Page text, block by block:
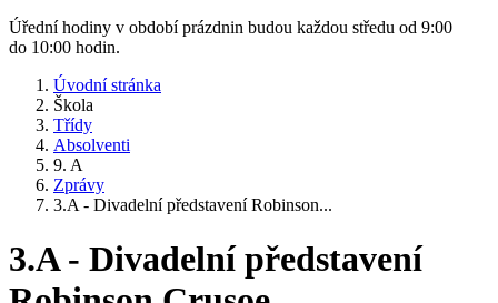
Úřední hodiny v období prázdnin budou každou středu od 9:00
do 10:00 hodin.
Úvodní stránka
Škola
Třídy
Absolventi
9. A
Zprávy
3.A - Divadelní představení Robinson...
3.A - Divadelní představení